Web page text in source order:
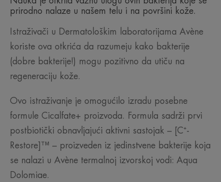
prirodno nalaze u našem telu i na površini kože.
Istraživači u Dermatološkim laboratorijama Avène
koriste ova otkrića da razumeju kako bakterije
(dobre bakterije!) mogu pozitivno da utiču na
regeneraciju kože.
Ovo istraživanje je omogućilo izradu posebne
formule Cicalfate+ proizvoda. Formula sadrži prvi
postbiotički obnavljajući aktivni sastojak – [C⁺-
Restore]™ – proizveden iz jedinstvene bakterije koja
se nalazi u Avène termalnoj izvorskoj vodi: Aqua
Dolomiae.